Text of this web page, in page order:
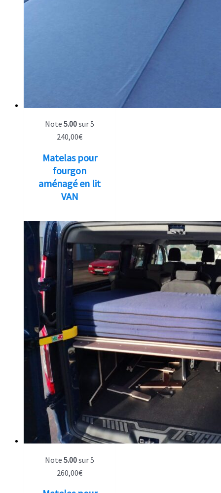
Note 5.00sur 5
240,00€
Matelas pour
fourgon
aménagé en lit
VAN
Note 5.00sur 5
260,00€